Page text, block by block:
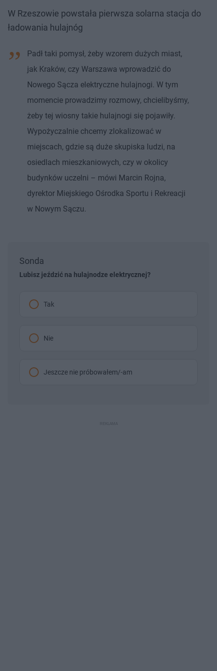
W Rzeszowie powstała pierwsza solarna stacja do
ładowania hulajnóg
Padł taki pomysł, żeby wzorem dużych miast,
jak Kraków, czy Warszawa wprowadzić do
Nowego Sącza elektryczne hulajnogi. W tym
momencie prowadzimy rozmowy, chcielibyśmy,
żeby tej wiosny takie hulajnogi się pojawiły.
Wypożyczalnie chcemy zlokalizować w
miejscach, gdzie są duże skupiska ludzi, na
osiedlach mieszkaniowych, czy w okolicy
budynków uczelni – mówi Marcin Rojna,
dyrektor Miejskiego Ośrodka Sportu i Rekreacji
w Nowym Sączu.
Sonda
Lubisz jeździć na hulajnodze elektrycznej?
Tak
Nie
Jeszcze nie próbowałem/-am